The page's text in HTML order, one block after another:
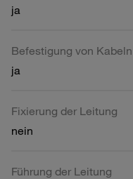
ja
Befestigung von Kabeln
ja
Fixierung der Leitung
nein
Führung der Leitung